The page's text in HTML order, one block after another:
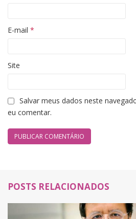
E-mail *
Site
Salvar meus dados neste
eu comentar.
POSTS RELACIONADOS